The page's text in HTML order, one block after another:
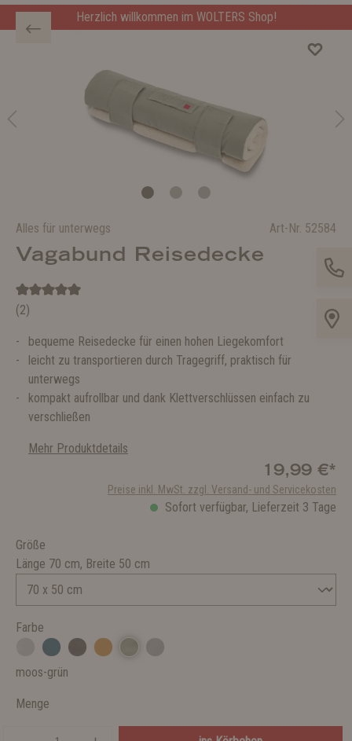
Herzlich willkommen im WOLTERS Shop!
Alles für unterwegs Art-Nr. 52584
Vagabund Reisedecke
(2)
bequeme Reisedecke für einen hohen Liegekomfort
leicht zu transportieren durch Tragegriff, praktisch für
unterwegs
kompakt aufrollbar und dank Klettverschlüssen einfach zu
verschließen
Mehr Produktdetails
19,99 €*
Preise inkl. MwSt. zzgl. Versand- und Servicekosten
Sofort verfügbar, Lieferzeit 3 Tage
Größe
Länge 70 cm, Breite 50 cm
Farbe
moos-grün
Menge